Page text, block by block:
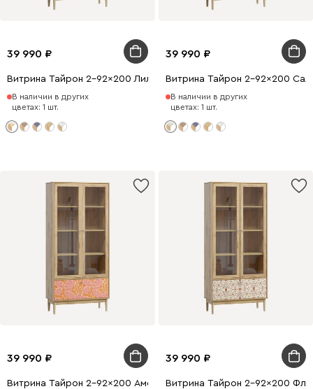
39 990
Витрина Тайрон 2-92x200 Лилия
В наличии в других
цветах: 1 шт.
39 990
Витрина Тайрон 2-92x200
В наличии в других
цветах: 1 шт.
39 990
Витрина Тайрон 2-92x200 Амстердам ​
39 990
Витрина Тайрон 2-92x200